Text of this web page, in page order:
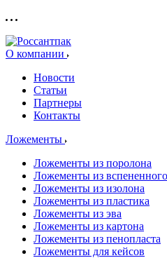
О компании
Новости
Статьи
Партнеры
Контакты
Ложементы
Ложементы из поролона
Ложементы из
Ложементы из изолона
Ложементы из пластика
Ложементы из эва
Ложементы из картона
Ложементы из пенопласта
Ложементы для кейсов